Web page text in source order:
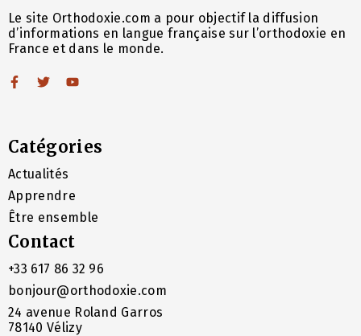
Le site Orthodoxie.com a pour objectif la diffusion
d’informations en langue française sur l’orthodoxie en
France et dans le monde.
Catégories
Actualités
Apprendre
Être ensemble
Contact
+33 617 86 32 96
bonjour@orthodoxie.com
24 avenue Roland Garros
78140 Vélizy